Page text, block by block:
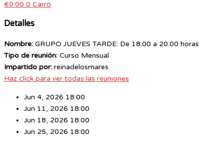
€0.00 0 Carro
Detalles
Nombre: GRUPO JUEVES TARDE: De 18.00 a 20.00 horas
Tipo de reunión: Curso Mensual
Impartido por: reinadelosmares
Haz click para ver todas las reuniones
Jun 4, 2026 18:00
Jun 11, 2026 18:00
Jun 18, 2026 18:00
Jun 25, 2026 18:00